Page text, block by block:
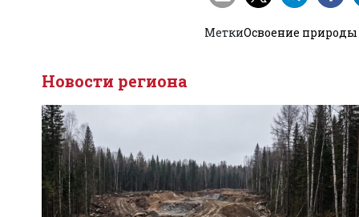
МеткиОсвоение природы
Новости региона